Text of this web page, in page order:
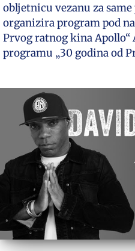
obljetnicu vezanu za
organizira program pod
Prvog ratnog kina
programu „30 godina od